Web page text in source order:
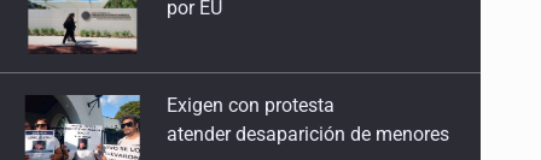
28 de Julio de 2026
27 de Julio de 2026
Exigen con protesta
Procesan a el “R1”, presunto líder